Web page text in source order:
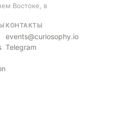
Востоке, в
КОНТАКТЫ
events@curiosophy.io
Telegram